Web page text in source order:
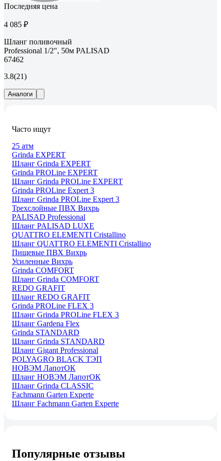
Последняя цена
4 085 ₽
Шланг поливочный
Professional 1/2", 50м PALISAD
67462
3.8(21)
Аналоги
Часто ищут
25 атм
Grinda EXPERT
Шланг Grinda EXPERT
Grinda PROLine EXPERT
Шланг Grinda PROLine EXPERT
Grinda PROLine Expert 3
Шланг Grinda PROLine Expert 3
Трехслойные ПВХ Вихрь
PALISAD Professional
Шланг PALISAD LUXE
QUATTRO ELEMENTI Cristallino
Шланг QUATTRO ELEMENTI Cristallino
Пищевые ПВХ Вихрь
Усиленные Вихрь
Grinda COMFORT
Шланг Grinda COMFORT
REDO GRAFIT
Шланг REDO GRAFIT
Grinda PROLine FLEX 3
Шланг Grinda PROLine FLEX 3
Шланг Gardena Flex
Grinda STANDARD
Шланг Grinda STANDARD
Шланг Gigant Professional
POLYAGRO BLACK ТЭП
НОВЭМ ЛапотОК
Шланг НОВЭМ ЛапотОК
Шланг Grinda CLASSIC
Fachmann Garten Experte
Шланг Fachmann Garten Experte
Популярные отзывы